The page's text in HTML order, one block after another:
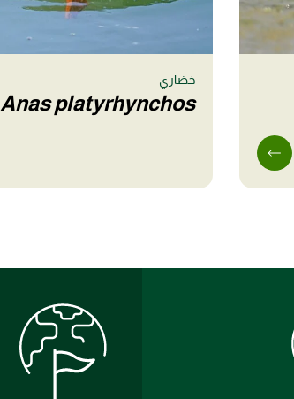
خضاري
Anas platyrhynchos